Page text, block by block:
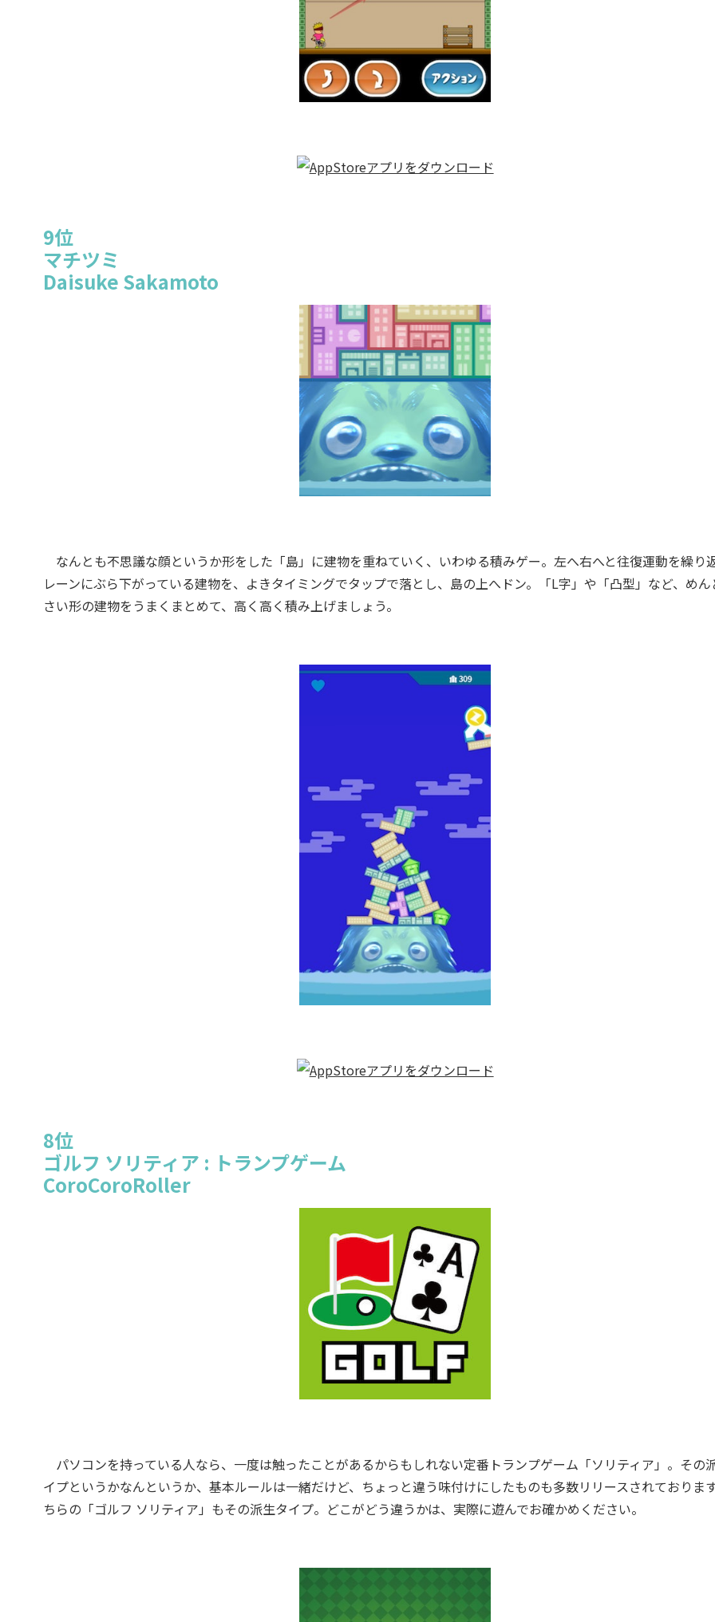
9位
マチツミ
Daisuke Sakamoto
なんとも不思議な顔というか形をした「島」に建物を重ねていく、いわゆる積みゲー。左へ右へと往復運動を繰り
レーンにぶら下がっている建物を、よきタイミングでタップで落とし、島の上へドン。「L字」や「凸型」など、めん
さい形の建物をうまくまとめて、高く高く積み上げましょう。
8位
ゴルフ ソリティア : トランプゲーム
CoroCoroRoller
パソコンを持っている人なら、一度は触ったことがあるからもしれない定番トランプゲーム「ソリティア」。その
イプというかなんというか、基本ルールは一緒だけど、ちょっと違う味付けにしたものも多数リリースされておりま
ちらの「ゴルフ ソリティア」もその派生タイプ。どこがどう違うかは、実際に遊んでお確かめください。